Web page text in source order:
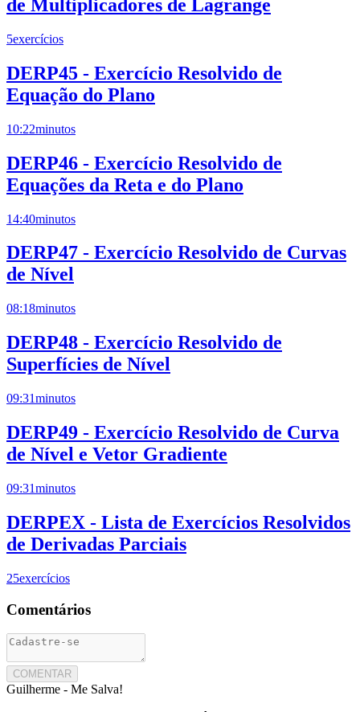
de Multiplicadores de Lagrange
5exercícios
DERP45 - Exercício Resolvido de
Equação do Plano
10:22minutos
DERP46 - Exercício Resolvido de
Equações da Reta e do Plano
14:40minutos
DERP47 - Exercício Resolvido de Curvas
de Nível
08:18minutos
DERP48 - Exercício Resolvido de
Superfícies de Nível
09:31minutos
DERP49 - Exercício Resolvido de Curva
de Nível e Vetor Gradiente
09:31minutos
DERPEX - Lista de Exercícios Resolvidos
de Derivadas Parciais
25exercícios
Comentários
COMENTAR
Guilherme - Me Salva!